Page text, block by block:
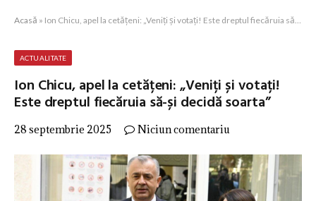
Acasă » Ion Chicu, apel la cetățeni: „Veniți și votați! Este dreptul fiecăruia să-și decidă soarta”
ACTUALITATE
Ion Chicu, apel la cetățeni: „Veniți și votați!
Este dreptul fiecăruia să-și decidă soarta”
28 septembrie 2025 Niciun comentariu